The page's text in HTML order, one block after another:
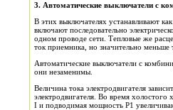
3. Автоматические выключатели с
В этих выключателях устанавливают
включают последовательно
одном проводе сети. Тепловые же
ток приемника, но значительно меньше
Автоматические выключатели с
они незаменимы.
Величина тока электродвигателя
электродвигателя. Во время
I и подводимая мощность Р1